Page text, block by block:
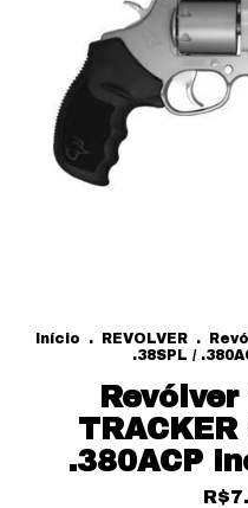
Início . REVOLVER .
.38SPL /
.380ACP